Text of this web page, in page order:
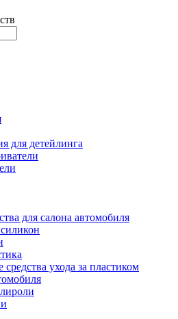
для детейлинга
для салона автомобиля
средства ухода за пластиком